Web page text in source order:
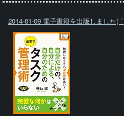
2014-01-09 電子書籍を出版しました(